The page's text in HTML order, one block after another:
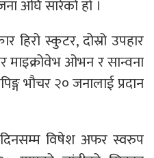
अघि सारेको हो ।
हिरो स्कुटर, दोस्रो उपहार
माइक्रोवेभ ओभन र सान्वना
भौचर २० जनालाई प्रदान
विषेश अफर स्वरुप